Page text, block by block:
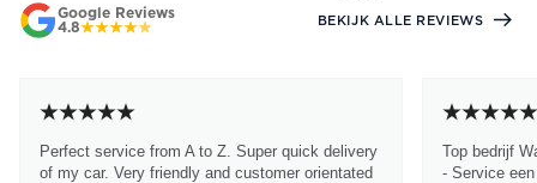
Google Reviews
4.8
BEKIJK ALLE REVIEWS
Perfect service from A to Z. Super quick delivery
of my car. Very friendly and customer orientated
Top bedrijf
- Service